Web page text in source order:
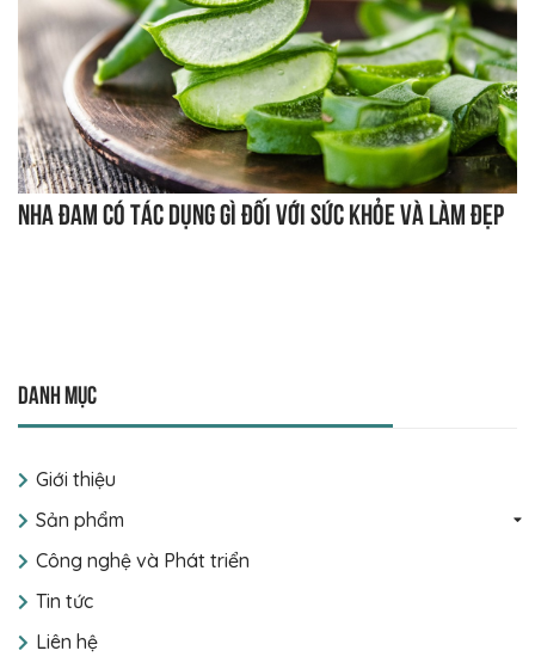
Nha đam có tác dụng gì đối với sức khỏe và làm đẹp
Danh mục
Giới thiệu
Sản phẩm
Công nghệ và Phát triển
Tin tức
Liên hệ